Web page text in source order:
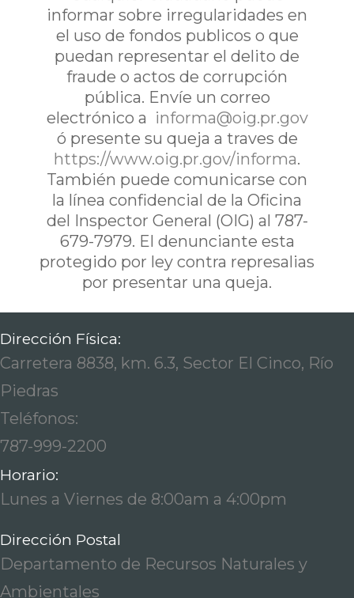
informar sobre irregularidades en
el uso de fondos publicos o que
puedan representar el delito de
fraude o actos de corrupción
pública. Envíe un correo
electrónico a informa@oig.pr.gov
ó presente su queja a traves de
https://www.oig.pr.gov/informa.
También puede comunicarse con
la línea confidencial de la Oficina
del Inspector General (OIG) al 787-
679-7979. El denunciante esta
protegido por ley contra represalias
por presentar una queja.
Dirección Física:
Carretera 8838, km. 6.3, Sector El Cinco, Río
Piedras
Teléfonos:
787-999-2200
Horario:
Lunes a Viernes de 8:00am a 4:00pm
Dirección Postal
Departamento de Recursos Naturales y
Ambientales